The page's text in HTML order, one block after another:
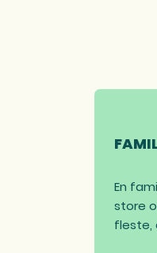
En
store
fleste,